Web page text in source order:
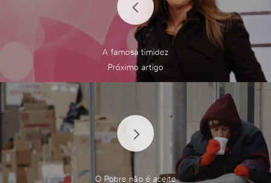
A famosa timidez
O Pobre não é aceite